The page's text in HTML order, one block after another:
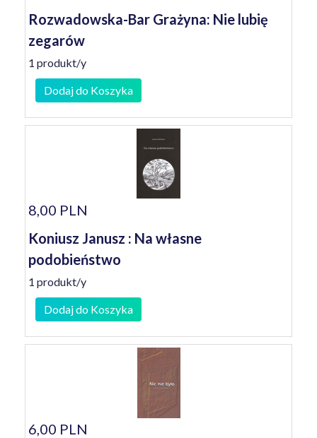
Rozwadowska-Bar Grażyna: Nie lubię
zegarów
1 produkt/y
Dodaj do Koszyka
8,00 PLN
Koniusz Janusz : Na własne
podobieństwo
1 produkt/y
Dodaj do Koszyka
6,00 PLN